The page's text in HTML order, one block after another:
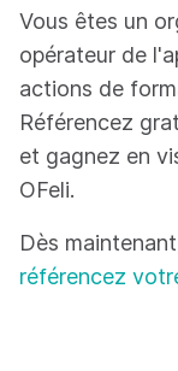
Vous êtes un
opérateur de
actions de
Référencez
et gagnez en
OFeli.
Dès
référencez